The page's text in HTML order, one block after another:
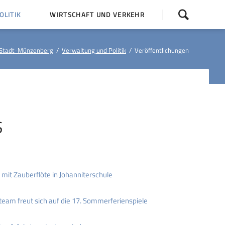
überspringen
WIRTSCHAFT UND VERKEHR
Münzenberg Verwaltung und Politik Veröffentlichungen
Zauberflöte in Johanniterschule
freut sich auf die 17. Sommerferienspiele